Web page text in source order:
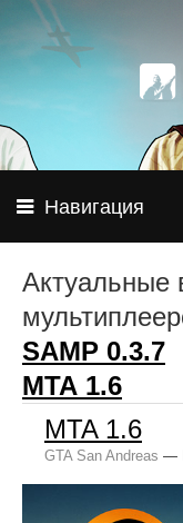
Навигация
Актуальные
SAMP 0.3.7
МТА 1.6
MTA 1.6
GTA San Andreas —